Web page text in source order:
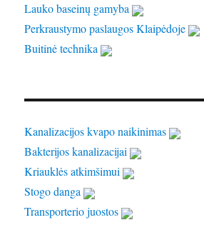
Lauko baseinų gamyba
Perkraustymo paslaugos Klaipėdoje
Buitinė technika
Kanalizacijos kvapo naikinimas
Bakterijos kanalizacijai
Kriauklės atkimšimui
Stogo danga
Transporterio juostos